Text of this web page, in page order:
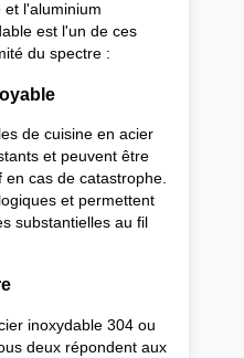
et l'aluminium
est l'un de ces
du spectre :
de cuisine en acier
et peuvent être
cas de catastrophe.
et permettent
substantielles au fil
inoxydable 304 ou
deux répondent aux